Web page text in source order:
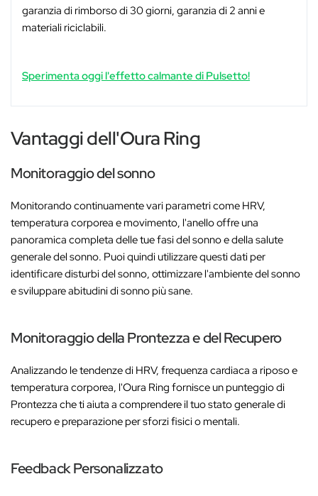
garanzia di rimborso di 30 giorni, garanzia di 2 anni e
materiali riciclabili.
Sperimenta oggi l'effetto calmante di Pulsetto!
Vantaggi dell'Oura Ring
Monitoraggio del sonno
Monitorando continuamente vari parametri come HRV,
temperatura corporea e movimento, l'anello offre una
panoramica completa delle tue fasi del sonno e della salute
generale del sonno. Puoi quindi utilizzare questi dati per
identificare disturbi del sonno, ottimizzare l'ambiente del sonno
e sviluppare abitudini di sonno più sane.
Monitoraggio della Prontezza e del Recupero
Analizzando le tendenze di HRV, frequenza cardiaca a riposo e
temperatura corporea, l'Oura Ring fornisce un punteggio di
Prontezza che ti aiuta a comprendere il tuo stato generale di
recupero e preparazione per sforzi fisici o mentali.
Feedback Personalizzato